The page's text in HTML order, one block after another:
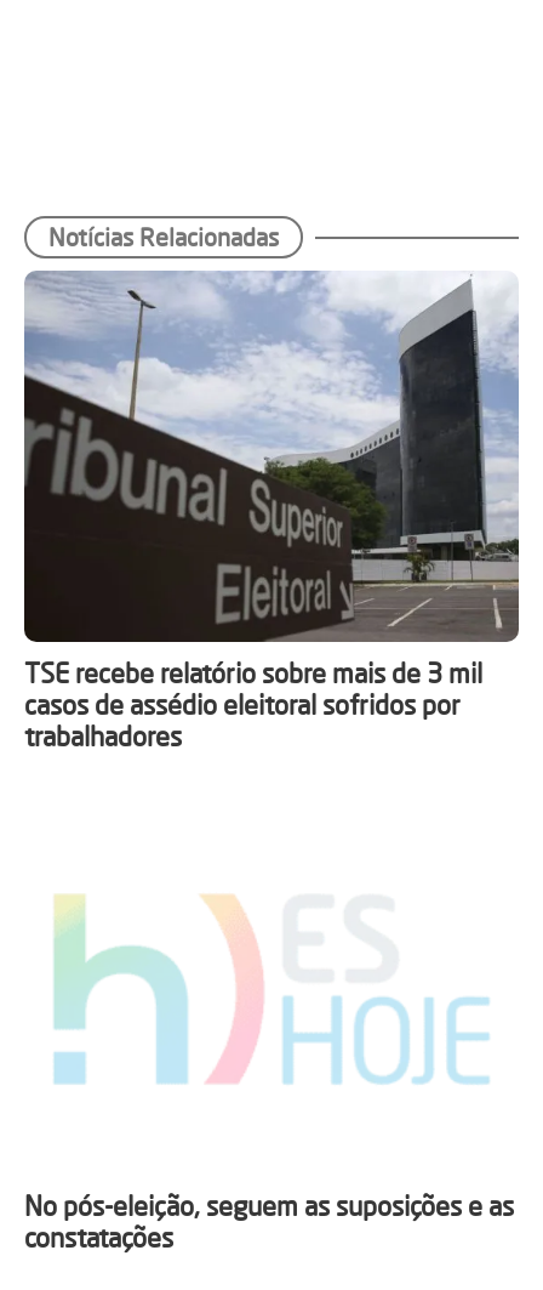
Notícias Relacionadas
TSE recebe relatório sobre mais de 3 mil
casos de assédio eleitoral sofridos por
trabalhadores
No pós-eleição, seguem as suposições e as
constatações